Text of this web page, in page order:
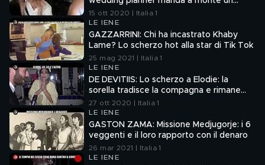
matrimonio!
15 ott 2020 | Italia 1
LE IENE
GAZZARRINI: Chi ha incastrato Khaby
Lame? Lo scherzo hot alla star di Tik Tok
25 mag 2021 | Italia 1
LE IENE
DE DEVITIIS: Lo scherzo a Elodie: la
sorella tradisce la compagna e rimane
incinta
27 ott 2020 | Italia 1
LE IENE
GASTON ZAMA: Missione Medjugorje: i 6
veggenti e il loro rapporto con il denaro
26 mar 2021 | Italia 1
LE IENE